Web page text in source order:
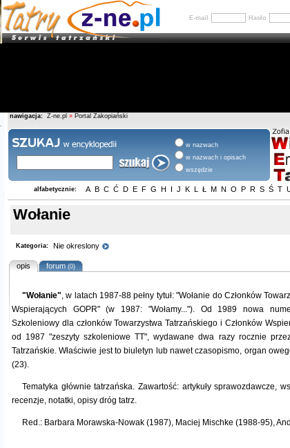
E-mail Hasło
nawigacja: Z-ne.pl » Portal Zakopiański
w nazwach
w nazwach i opisach
wszędzie
alfabetycznie: A B C Ć D E F G H I J K L Ł M N O P R S Ś T
Wołanie
Kategoria: Nie okreslony
opis forum(0)
"Wołanie", w latach 1987-88 pełny tytuł: "Wołanie do Członków
Wspierających GOPR" (w 1987: "Wołamy..."). Od 1989 nowa
Szkoleniowy dla członków Towarzystwa Tatrzańskiego i Członków
od 1987 "zeszyty szkoleniowe TT", wydawane dwa razy rocznie
Tatrzańskie. Właściwie jest to biuletyn lub nawet czasopismo, organ
(23).
Tematyka głównie tatrzańska. Zawartość: artykuły sprawozdawcze,
recenzje, notatki, opisy dróg tatrz.
Red.: Barbara Morawska-Nowak (1987), Maciej Mischke (1988-95),